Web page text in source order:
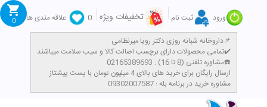
ورود ثبت نام تخفیفات ویژه 0
علاقه مندی ها
داروخانه شبانه روزی دکتر رویا میرنظامی📌
تمامی محصولات دارای برچسب اصالت کالا و سیب سلامت میباشند✔️
مشاوره تلفنی (8 تا 16) : 02165389693☎️
​ارسال رایگان برای خرید های بالای 4 میلیون تومان با پست پیشتاز
مشاوره خرید در برنامه بله : 09302007587
0